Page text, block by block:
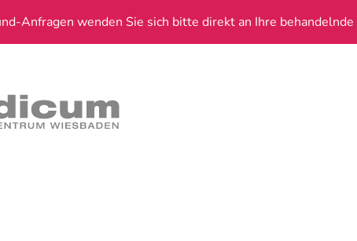
Anfragen wenden Sie sich bitte direkt an Ihre behandelnde